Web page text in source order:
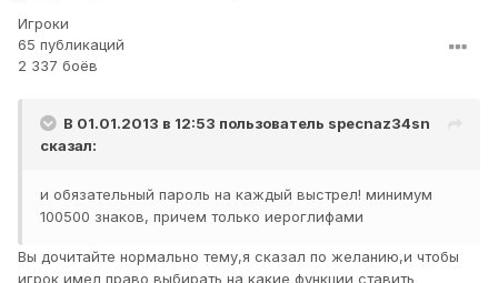
Игроки
65 публикаций
2 337 боёв
В 01.01.2013 в 12:53 пользователь specnaz34sn
сказал:
и обязательный пароль на каждый выстрел! минимум
100500 знаков, причем только иероглифами
Вы дочитайте нормально тему,я сказал по желанию,и чтобы
игрок имел право выбирать на какие функции ставить